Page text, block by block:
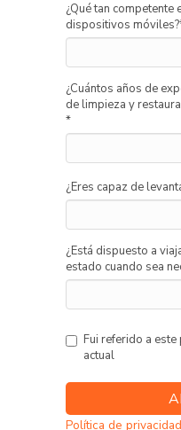
¿Qué tan competente
dispositivos móviles?
¿Cuántos años de
de limpieza y
*
¿Eres capaz de
¿Está dispuesto a
estado cuando sea
Fui referido a
actual
Política de privacidad